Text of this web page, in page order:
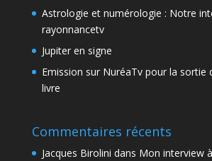
Astrologie et numérologie : Notre
rayonnancetv
Jupiter en signe
Emission sur NuréaTv pour la sortie
livre
Commentaires récents
Jacques Birolini dans Mon interview